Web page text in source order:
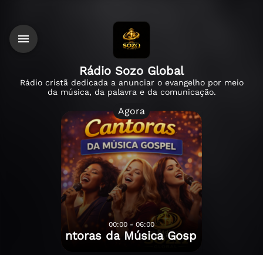
Rádio Sozo Global
Rádio cristã dedicada a anunciar o evangelho por meio
da música, da palavra e da comunicação.
Agora
00:00 - 06:00
Cantoras da Música Gospel